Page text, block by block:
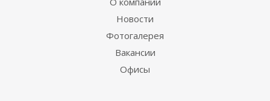
Новости
Фотогалерея
Вакансии
Офисы